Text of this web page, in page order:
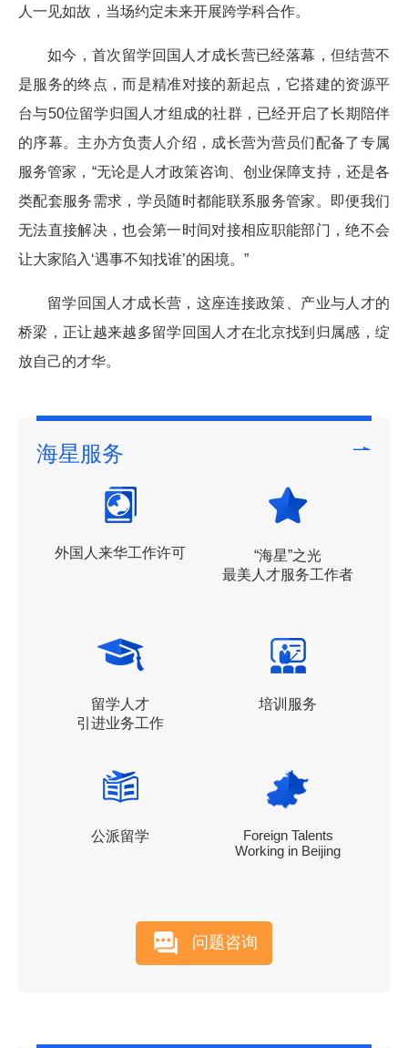
人一见如故，当场约定未来开展跨学科合作。
如今，首次留学回国人才成长营已经落幕，但结营不
是服务的终点，而是精准对接的新起点，它搭建的资源平
台与50位留学归国人才组成的社群，已经开启了长期陪伴
的序幕。主办方负责人介绍，成长营为营员们配备了专属
服务管家，“无论是人才政策咨询、创业保障支持，还是各
类配套服务需求，学员随时都能联系服务管家。即便我们
无法直接解决，也会第一时间对接相应职能部门，绝不会
让大家陷入‘遇事不知找谁’的困境。”
留学回国人才成长营，这座连接政策、产业与人才的
桥梁，正让越来越多留学回国人才在北京找到归属感，绽
放自己的才华。
海星服务
外国人来华工作许可
“海星”之光
最美人才服务工作者
留学人才
引进业务工作
培训服务
公派留学
Foreign Talents
Working in Beijing
问题咨询